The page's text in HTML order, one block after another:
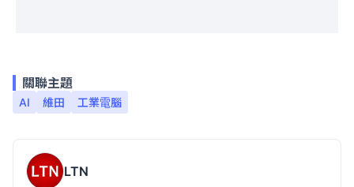
關聯主題
AI 維田 工業電腦
LTN